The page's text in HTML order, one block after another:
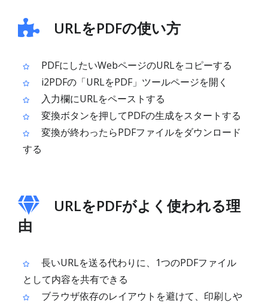
URLをPDFの使い方
PDFにしたいWebページのURLをコピーする
i2PDFの「URLをPDF」ツールページを開く
入力欄にURLをペーストする
変換ボタンを押してPDFの生成をスタートする
変換が終わったらPDFファイルをダウンロード
する
URLをPDFがよく使われる理
由
長いURLを送る代わりに、1つのPDFファイル
として内容を共有できる
ブラウザ依存のレイアウトを避けて、印刷しや